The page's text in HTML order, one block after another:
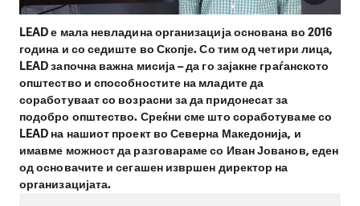
LEAD е мала невладина организација основана во 2016
година и со седиште во Скопје. Со тим од четири лица,
LEAD започна важна мисија – да го зајакне граѓанското
општество и способностите на младите да
соработуваат со возрасни за да придонесат за
подобро општество. Среќни сме што соработуваме со
LEAD на нашиот проект во Северна Македонија, и
имавме можност да разговараме со Иван Јованов, еден
од основачите и сегашен извршен директор на
организацијата.